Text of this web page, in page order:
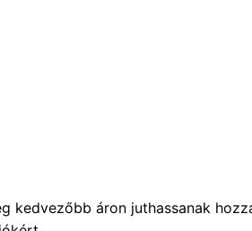
kedvezőbb áron juthassanak